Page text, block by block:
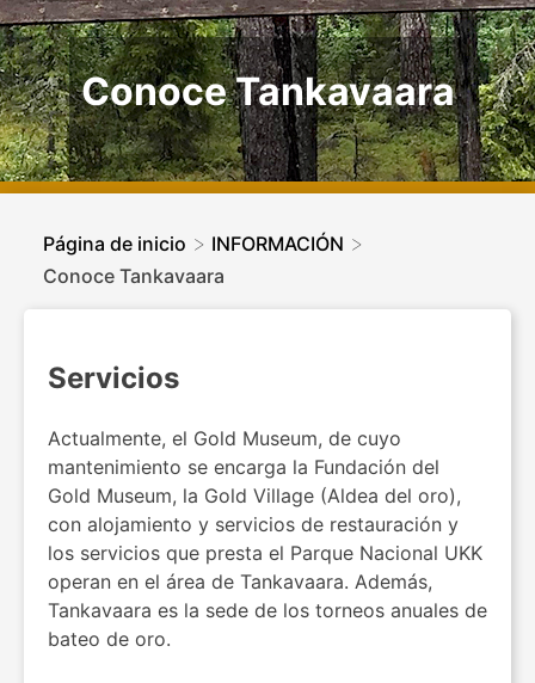
Conoce Tankavaara
Página de inicio > INFORMACIÓN >
Conoce Tankavaara
Servicios
Actualmente, el Gold Museum, de cuyo
mantenimiento se encarga la Fundación del
Gold Museum, la Gold Village (Aldea del oro),
con alojamiento y servicios de restauración y
los servicios que presta el Parque Nacional UKK
operan en el área de Tankavaara. Además,
Tankavaara es la sede de los torneos anuales de
bateo de oro.